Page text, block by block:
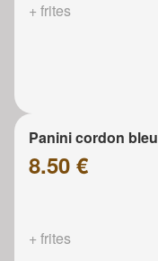
+ frites
Panini cordon bleu
8.50 €
+ frites